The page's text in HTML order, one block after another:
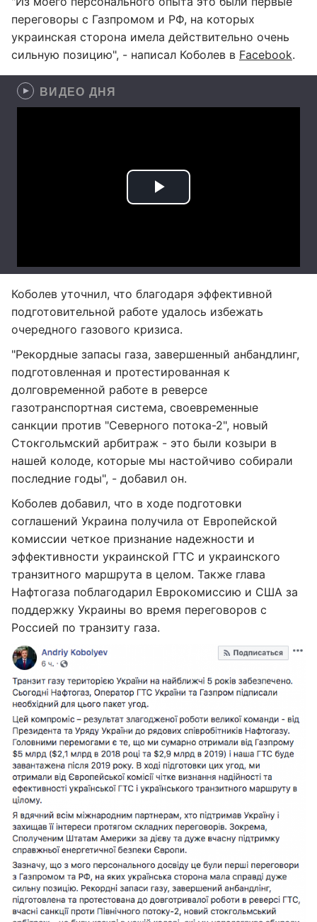
переговоры с Газпромом и РФ, на которых
украинская сторона имела действительно очень
сильную позицию", - написал Коболев в Facebook.
ВИДЕО ДНЯ
Коболев уточнил, что благодаря эффективной
подготовительной работе удалось избежать
очередного газового кризиса.
"Рекордные запасы газа, завершенный анбандлинг,
подготовленная и протестированная к
долговременной работе в реверсе
газотранспортная система, своевременные
санкции против "Северного потока-2", новый
Стокгольмский арбитраж - это были козыри в
нашей колоде, которые мы настойчиво собирали
последние годы", - добавил он.
Коболев добавил, что в ходе подготовки
соглашений Украина получила от Европейской
комиссии четкое признание надежности и
эффективности украинской ГТС и украинского
транзитного маршрута в целом. Также глава
Нафтогаза поблагодарил Еврокомиссию и США за
поддержку Украины во время переговоров с
Россией по транзиту газа.